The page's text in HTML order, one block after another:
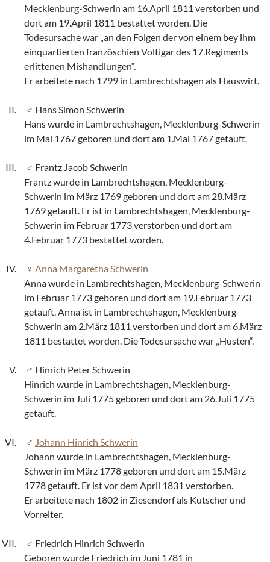
Mecklenburg-Schwerin am 16.April 1811 verstorben und
dort am 19.April 1811 bestattet worden. Die
Todesursache war „an den Folgen der von einem bey ihm
einquartierten französchien Voltigar des 17.Regiments
erlittenen Mishandlungen“.
Er arbeitete nach 1799 in Lambrechtshagen als Hauswirt.
Hans Simon Schwerin
Hans wurde in Lambrechtshagen, Mecklenburg-Schwerin
im Mai 1767 geboren und dort am 1.Mai 1767 getauft.
Frantz Jacob Schwerin
Frantz wurde in Lambrechtshagen, Mecklenburg-
Schwerin im März 1769 geboren und dort am 28.März
1769 getauft. Er ist in Lambrechtshagen, Mecklenburg-
Schwerin im Februar 1773 verstorben und dort am
4.Februar 1773 bestattet worden.
Anna Margaretha Schwerin
Anna wurde in Lambrechtshagen, Mecklenburg-Schwerin
im Februar 1773 geboren und dort am 19.Februar 1773
getauft. Anna ist in Lambrechtshagen, Mecklenburg-
Schwerin am 2.März 1811 verstorben und dort am 6.März
1811 bestattet worden. Die Todesursache war „Husten“.
Hinrich Peter Schwerin
Hinrich wurde in Lambrechtshagen, Mecklenburg-
Schwerin im Juli 1775 geboren und dort am 26.Juli 1775
getauft.
Johann Hinrich Schwerin
Johann wurde in Lambrechtshagen, Mecklenburg-
Schwerin im März 1778 geboren und dort am 15.März
1778 getauft. Er ist vor dem April 1831 verstorben.
Er arbeitete nach 1802 in Ziesendorf als Kutscher und
Vorreiter.
Friedrich Hinrich Schwerin
Geboren wurde Friedrich im Juni 1781 in